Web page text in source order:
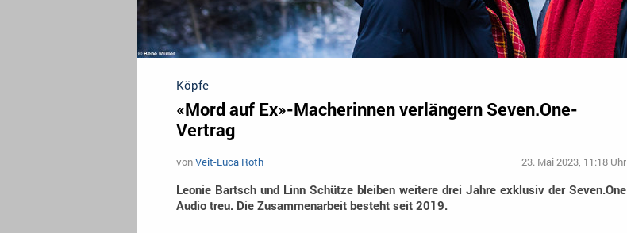
Köpfe
«Mord auf Ex»-Macherinnen verlängern Seven.One-
Vertrag
vonVeit-Luca Roth 23. Mai 2023, 11:18 Uhr
Leonie Bartsch und Linn Schütze bleiben weitere drei Jahre exklusiv der Seven.One
Audio treu. Die Zusammenarbeit besteht seit 2019.